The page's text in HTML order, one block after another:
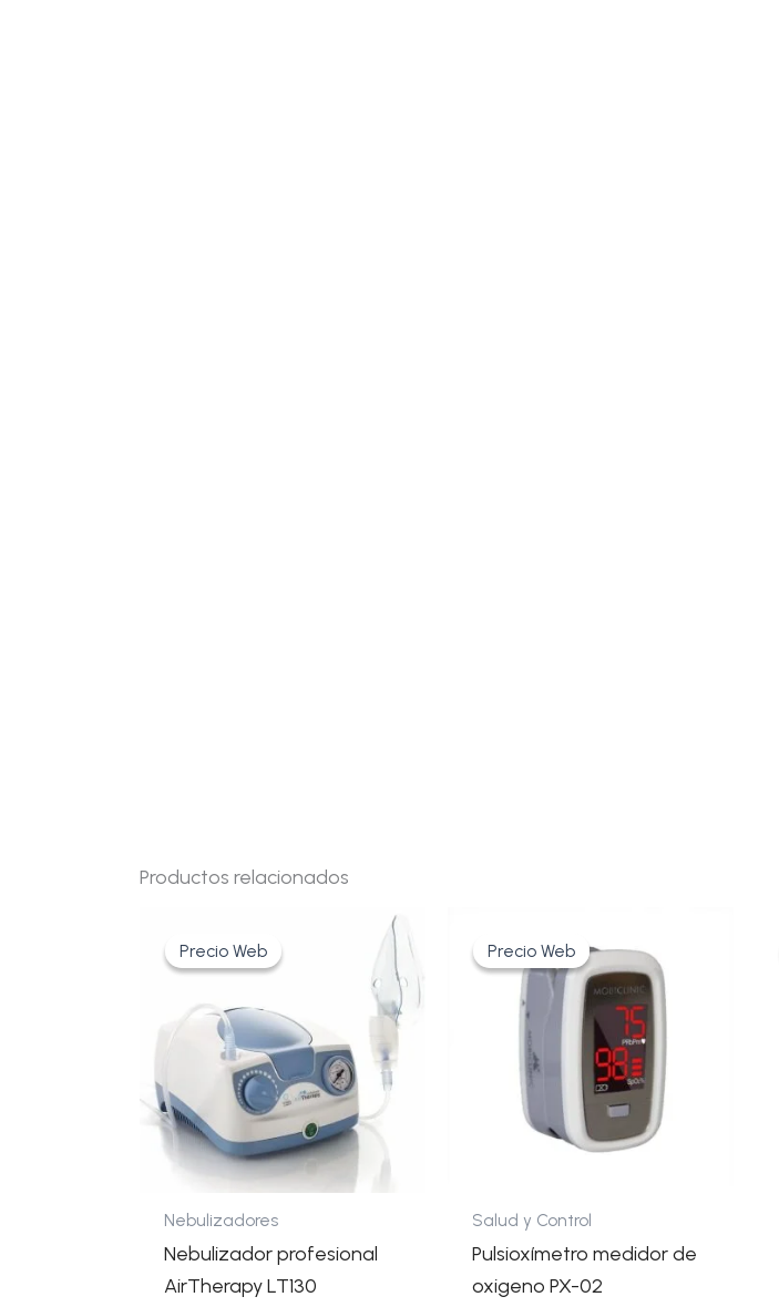
Productos relacionados
Precio Web
Precio Web
Nebulizadores
Nebulizador profesional
AirTherapy LT130
precio
original
191,40€.144,40€.
Precio Web
Precio Web
Salud y Control
Pulsioxímetro medidor de
oxigeno PX-02
precio
original
era:
48,50€.
precio
actual
es:
32,01€.